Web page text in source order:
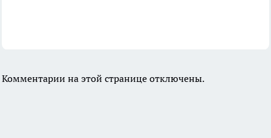
Комментарии на этой странице отключены.